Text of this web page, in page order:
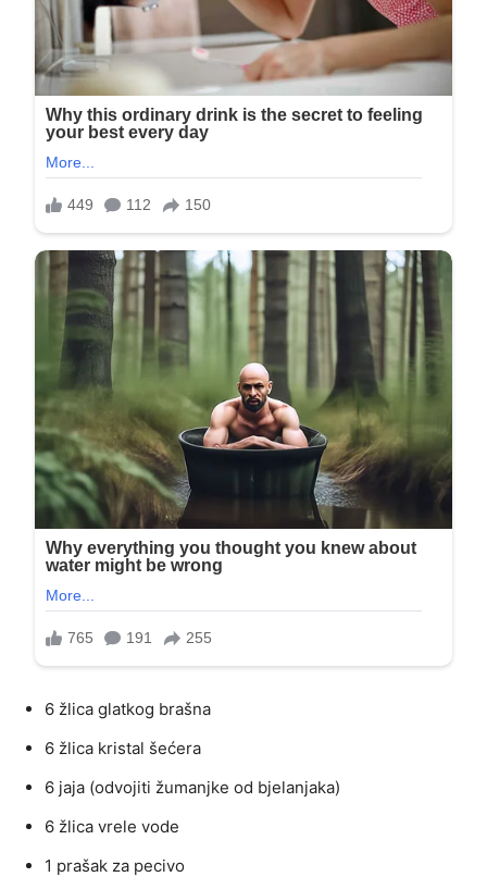
6 žlica glatkog brašna
6 žlica kristal šećera
6 jaja (odvojiti žumanjke od bjelanjaka)
6 žlica vrele vode
1 prašak za pecivo